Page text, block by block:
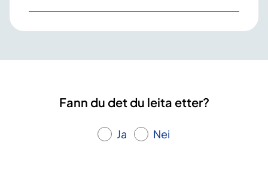
Fann du det du leita etter?
Ja Nei